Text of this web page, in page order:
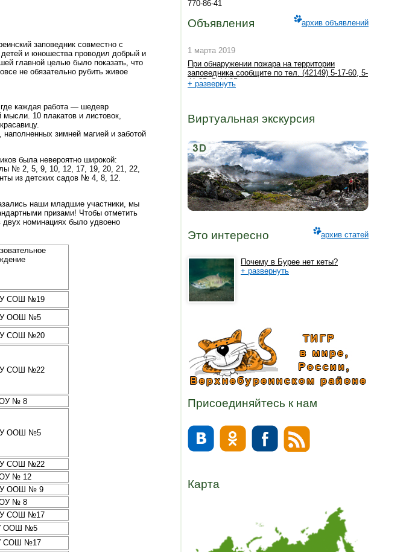
заповедник совместно с
детей и юношества проводил добрый и
главной целью было показать, что
не обязательно рубить живое
каждая работа — шедевр
мысли. 10 плакатов и листовок,
наполненных зимней магией и заботой
была невероятно широкой:
№ 2, 5, 9, 10, 12, 17, 19, 20, 21, 22,
из детских садов № 4, 8, 12.
наши младшие участники, мы
призами! Чтобы отметить
номинациях было удвоено
СОШ №19
ООШ №5
СОШ №20
СОШ №22
№ 8
ООШ №5
СОШ №22
№ 12
ООШ № 9
№ 8
СОШ №17
ООШ №5
СОШ №17
770-86-41
Объявления архив объявлений
1 марта 2019
При обнаружении пожара на территории
заповедника сообщите по тел. (42149) 5-17-60, 5-
41-35, 5-44-95
+ развернуть
Виртуальная экскурсия
Это интересно архив статей
Почему в Бурее нет кеты?
+ развернуть
Присоединяйтесь к нам
Карта